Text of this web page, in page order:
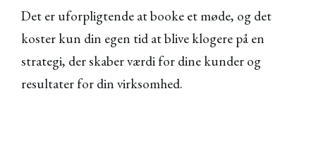
Det er uforpligtende at booke et møde, og det
koster kun din egen tid at blive klogere på en
strategi, der skaber værdi for dine kunder og
resultater for din virksomhed.